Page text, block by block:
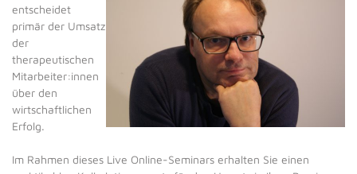
entscheidet
primär der Umsatz
der
therapeutischen
Mitarbeiter:innen
über den
wirtschaftlichen
Erfolg.
Im Rahmen dieses Live Online-Seminars erhalten Sie einen